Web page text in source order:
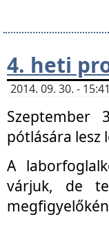
4. heti
2014. 09. 30. -
Szeptember
pótlására lesz
A
várjuk, de